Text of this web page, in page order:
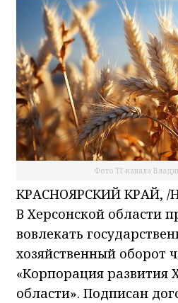
Фото ТГ-канала
КРАСНОЯРСКИЙ КРАЙ, /
В Херсонской области
вовлекать
хозяйственный оборот
«Корпорация развития
области». Подписан